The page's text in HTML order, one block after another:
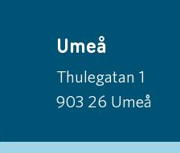
Umeå
Thulegatan 1
903 26 Umeå